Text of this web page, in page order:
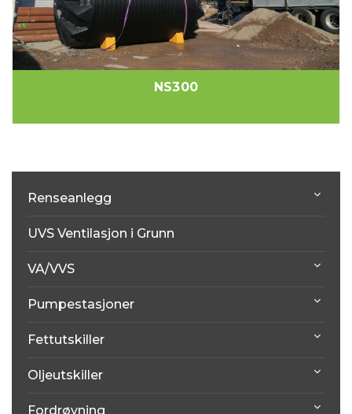
Renseanlegg
UVS Ventilasjon i Grunn
VA/VVS
Pumpestasjoner
Fettutskiller
Oljeutskiller
Fordrøyning
NS300